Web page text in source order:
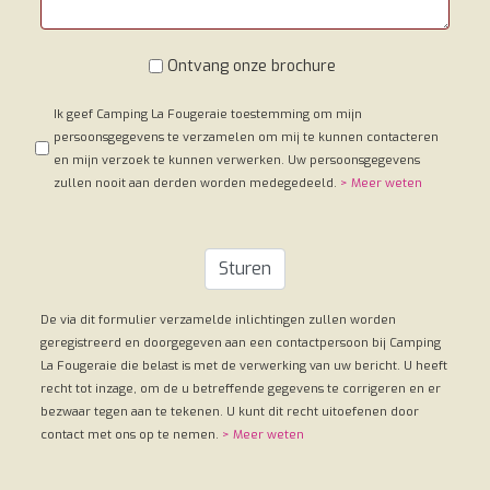
ideale uitvalsbasis om uitgebreid de regio
tussenstop want de camping heeft een centrale ligging,
midden inFrankrijk.
In het hart van het Natuurpark van de Morvan
op een hoogte van 417 meter
buiten het dorp Saint-Léger-de-Fougeret in een
rustige, natuurlijke omgeving
Kom naar onze camping voor een weekend,
een week of - waarom ook niet? - een maand!
Op 2,5 uur rijden van Parijs, 11 kilometer van
Château-Chinon
Ontvang onze brochure
Ik geef Camping La Fougeraie toestemming om mijn
persoonsgegevens te verzamelen om mij te kunnen contacteren
en mijn verzoek te kunnen verwerken. Uw persoonsgegevens
zullen nooit aan derden worden medegedeeld. > Meer weten
Sturen
De via dit formulier verzamelde inlichtingen zullen worden
geregistreerd en doorgegeven aan een contactpersoon bij Camping
La Fougeraie die belast is met de verwerking van uw bericht. U heeft
recht tot inzage, om de u betreffende gegevens te corrigeren en er
bezwaar tegen aan te tekenen. U kunt dit recht uitoefenen door
contact met ons op te nemen. > Meer weten